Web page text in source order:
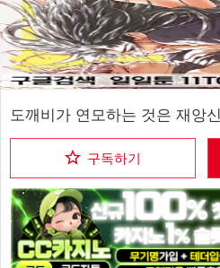
도깨비가 연모하는 것은 재앙신
구독하기